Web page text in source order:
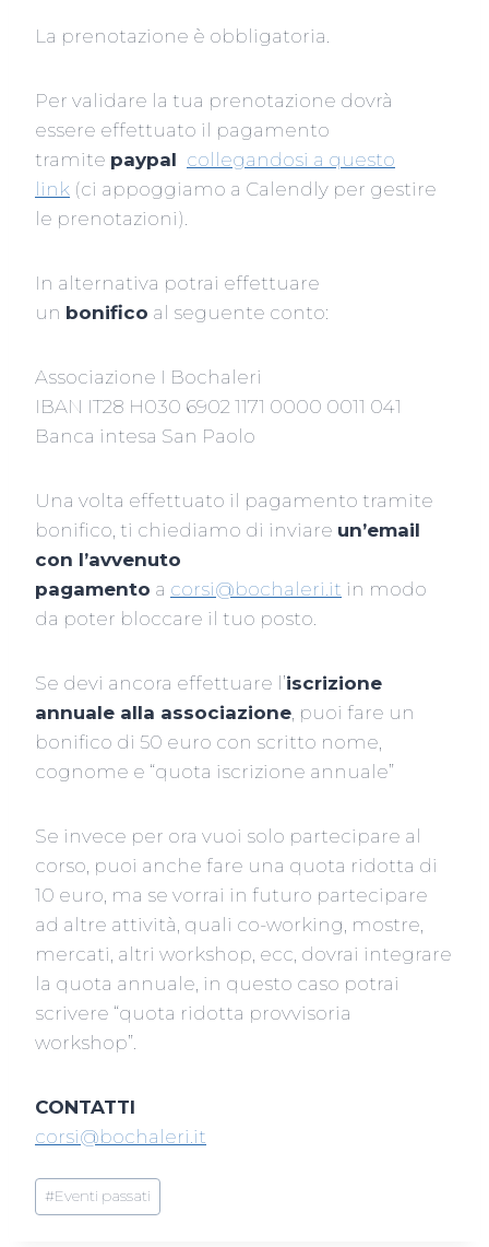
La prenotazione è obbligatoria.
Per validare la tua prenotazione dovrà
essere effettuato il pagamento
tramite paypal collegandosi a questo
link (ci appoggiamo a Calendly per gestire
le prenotazioni).
In alternativa potrai effettuare
un bonifico al seguente conto:
Associazione I Bochaleri
IBAN IT28 H030 6902 1171 0000 0011 041
Banca intesa San Paolo
Una volta effettuato il pagamento tramite
bonifico, ti chiediamo di inviare un’email
con l’avvenuto
pagamento a corsi@bochaleri.it in modo
da poter bloccare il tuo posto.
Se devi ancora effettuare l’iscrizione
annuale alla associazione, puoi fare un
bonifico di 50 euro con scritto nome,
cognome e “quota iscrizione annuale”
Se invece per ora vuoi solo partecipare al
corso, puoi anche fare una quota ridotta di
10 euro, ma se vorrai in futuro partecipare
ad altre attività, quali co-working, mostre,
mercati, altri workshop, ecc, dovrai integrare
la quota annuale, in questo caso potrai
scrivere “quota ridotta provvisoria
workshop”.
CONTATTI
corsi@bochaleri.it
Tag
articolo:
#Eventi passati